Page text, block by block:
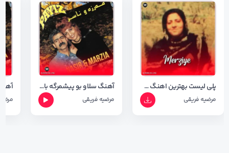
پلی لیست بهترین اهنگ های مرضیه فریقی
مرضیه فریقی
آهنگ سلاو بو پیشمرگه با صدای مرضیه فریقی با کیفیت ۳۲۰
مرضیه فریقی